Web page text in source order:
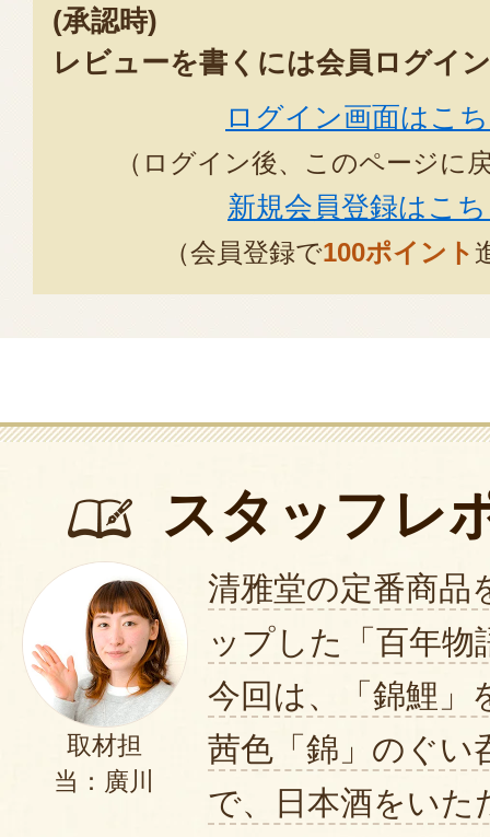
(承認時)
レビューを書くには会員ログイ
ログイン画面はこ
（ログイン後、このページに
新規会員登録はこ
（会員登録で100ポイント
スタッフレ
取材担
当：廣川
清雅堂の定番商品
ップした「百年物
今回は、「錦鯉」
茜色「錦」のぐい
で、日本酒をいた